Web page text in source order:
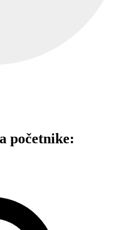
početnike: